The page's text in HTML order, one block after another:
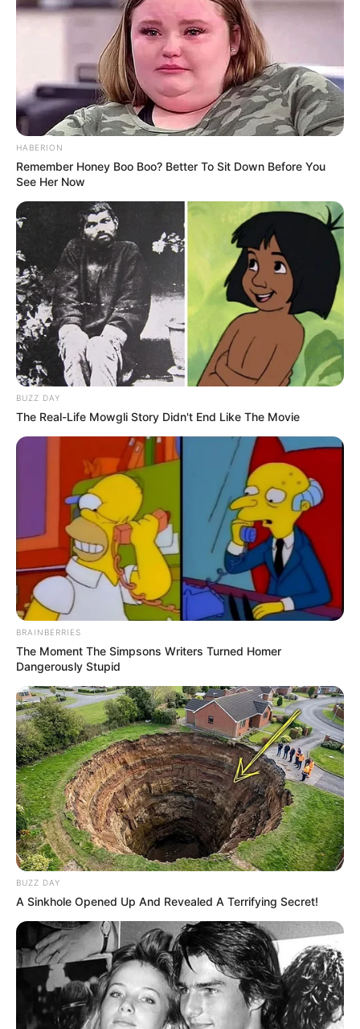
HABERION
Remember Honey Boo Boo? Better To Sit Down Before You
See Her Now
BUZZ DAY
The Real-Life Mowgli Story Didn't End Like The Movie
BRAINBERRIES
The Moment The Simpsons Writers Turned Homer
Dangerously Stupid
BUZZ DAY
A Sinkhole Opened Up And Revealed A Terrifying Secret!